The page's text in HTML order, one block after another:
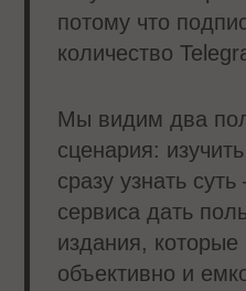
потому что
количество
Мы видим два
сценария:
сразу узнать
сервиса дать
издания,
объективно и